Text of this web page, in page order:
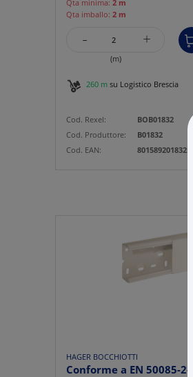
Qta minima: 2 m
Qta imballo: 2 m
- +
(m)
260 m su Logistico Brescia
Cod. Rexel:
BOB01832
Cod. Produttore:
B01832
Cod. EAN:
8015892018325
HAGER BOCCHIOTTI
Conforme a EN 50085-2-1.